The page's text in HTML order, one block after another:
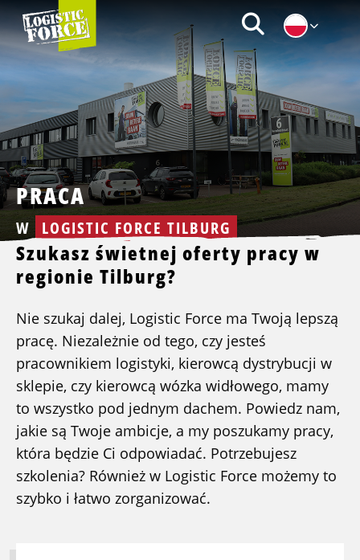
Logistic
Force
|
PL
Zoeken
PRACA
W LOGISTIC FORCE TILBURG
Szukasz świetnej oferty pracy w
regionie Tilburg?
Nie szukaj dalej, Logistic Force ma Twoją lepszą
pracę. Niezależnie od tego, czy jesteś
pracownikiem logistyki, kierowcą dystrybucji w
sklepie, czy kierowcą wózka widłowego, mamy
to wszystko pod jednym dachem. Powiedz nam,
jakie są Twoje ambicje, a my poszukamy pracy,
która będzie Ci odpowiadać. Potrzebujesz
szkolenia? Również w Logistic Force możemy to
szybko i łatwo zorganizować.